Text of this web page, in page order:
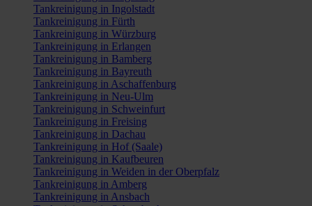
Tankreinigung in Ingolstadt
Tankreinigung in Fürth
Tankreinigung in Würzburg
Tankreinigung in Erlangen
Tankreinigung in Bamberg
Tankreinigung in Bayreuth
Tankreinigung in Aschaffenburg
Tankreinigung in Neu-Ulm
Tankreinigung in Schweinfurt
Tankreinigung in Freising
Tankreinigung in Dachau
Tankreinigung in Hof (Saale)
Tankreinigung in Kaufbeuren
Tankreinigung in Weiden in der Oberpfalz
Tankreinigung in Amberg
Tankreinigung in Ansbach